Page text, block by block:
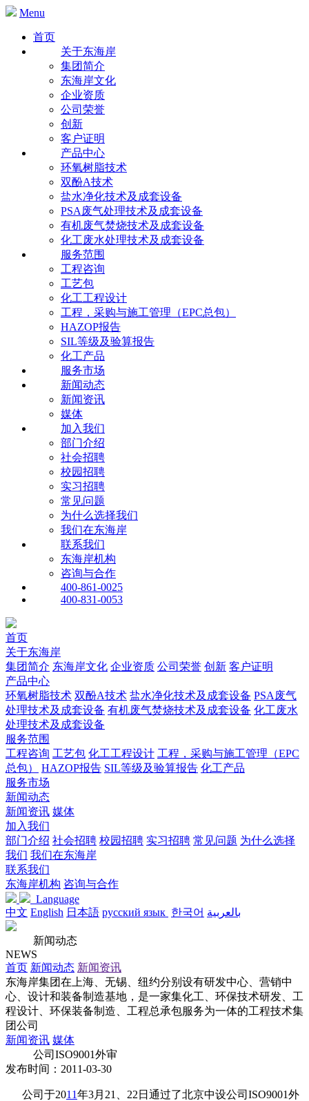
Menu
首页
关于东海岸
集团简介
东海岸文化
企业资质
公司荣誉
创新
客户证明
产品中心
环氧树脂技术
双酚A技术
盐水净化技术及成套设备
PSA废气处理技术及成套设备
有机废气焚烧技术及成套设备
化工废水处理技术及成套设备
服务范围
工程咨询
工艺包
化工工程设计
工程，采购与施工管理（EPC总包）
HAZOP报告
SIL等级及验算报告
化工产品
服务市场
新闻动态
新闻资讯
媒体
加入我们
部门介绍
社会招聘
校园招聘
实习招聘
常见问题
为什么选择我们
我们在东海岸
联系我们
东海岸机构
咨询与合作
400-861-0025
400-831-0053
首页
关于东海岸
集团简介 东海岸文化 企业资质 公司荣誉 创新 客户证明
产品中心
环氧树脂技术 双酚A技术 盐水净化技术及成套设备 PSA废气
处理技术及成套设备 有机废气焚烧技术及成套设备 化工废水
处理技术及成套设备
服务范围
工程咨询 工艺包 化工工程设计 工程，采购与施工管理（EPC
总包）
HAZOP报告 SIL等级及验算报告 化工产品
服务市场
新闻动态
新闻资讯 媒体
加入我们
部门介绍 社会招聘 校园招聘 实习招聘 常见问题 为什么选择
我们 我们在东海岸
联系我们
东海岸机构 咨询与合作
Language
中文 English 日本語 русский язык 한국어 بالعربية
新闻动态
NEWS
首页 新闻动态 新闻资讯
东海岸集团在上海、无锡、纽约分别设有研发中心、营销中
心、设计和装备制造基地，是一家集化工、环保技术研发、工
程设计、环保装备制造、工程总承包服务为一体的工程技术集
团公司
新闻资讯 媒体
公司ISO9001外审
发布时间：2011-03-30
公司于2011年3月21、22日通过了北京中设公司ISO9001外